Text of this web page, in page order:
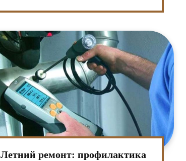
Летний ремонт: профилактика